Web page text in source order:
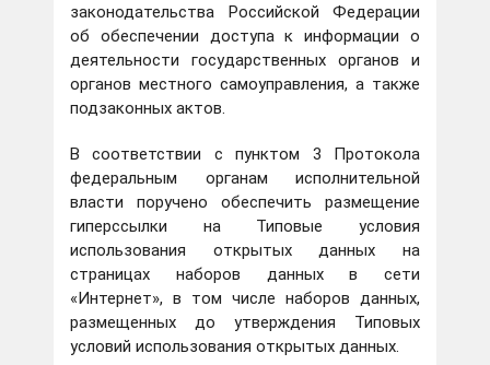
законодательства Российской Федерации
об обеспечении доступа к информации о
деятельности государственных органов и
органов местного самоуправления, а также
подзаконных актов.
В соответствии с пунктом 3 Протокола
федеральным органам исполнительной
власти поручено обеспечить размещение
гиперссылки на Типовые условия
использования открытых данных на
страницах наборов данных в сети
«Интернет», в том числе наборов данных,
размещенных до утверждения Типовых
условий использования открытых данных.